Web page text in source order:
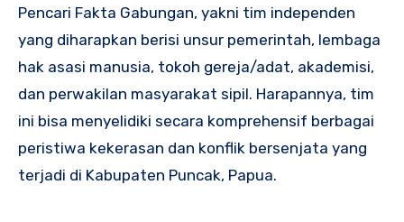
Pencari Fakta Gabungan, yakni tim independen
yang diharapkan berisi unsur pemerintah, lembaga
hak asasi manusia, tokoh gereja/adat, akademisi,
dan perwakilan masyarakat sipil. Harapannya, tim
ini bisa menyelidiki secara komprehensif berbagai
peristiwa kekerasan dan konflik bersenjata yang
terjadi di Kabupaten Puncak, Papua.